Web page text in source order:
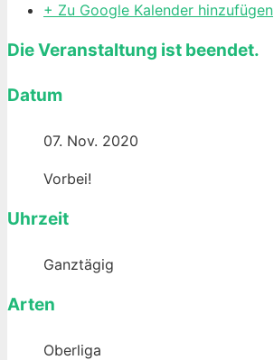
+ Zu Google Kalender hinzufügen
Die Veranstaltung ist beendet.
Datum
07. Nov. 2020
Vorbei!
Uhrzeit
Ganztägig
Arten
Oberliga